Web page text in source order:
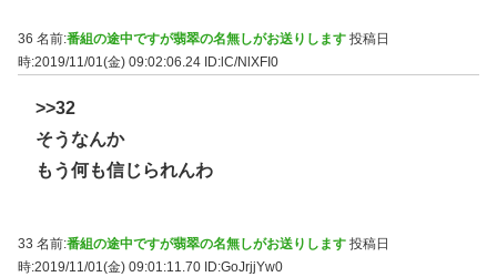
36 名前:番組の途中ですが翡翠の名無しがお送りします 投稿日
時:2019/11/01(金) 09:02:06.24 ID:lC/NlXFI0
>>32
そうなんか
もう何も信じられんわ
33 名前:番組の途中ですが翡翠の名無しがお送りします 投稿日
時:2019/11/01(金) 09:01:11.70 ID:GoJrjjYw0